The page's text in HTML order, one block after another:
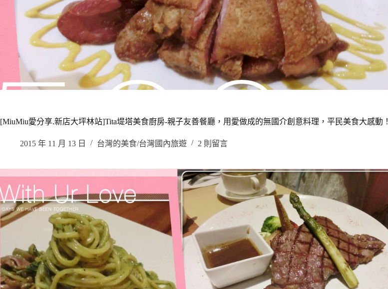
[MiuMiu愛分享.新店大坪林站]Tita堤塔美食廚房-親子友善餐廳，用愛做成的無國介創意料理，平民美食大感動！
2015 年 11 月 13 日 台灣的美食/台灣國內旅遊 2 則留言